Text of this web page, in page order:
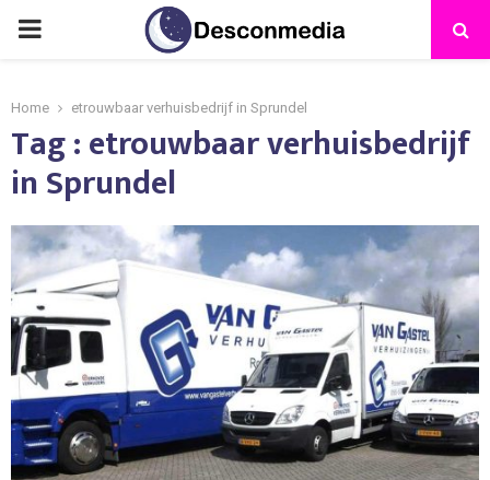
Home etrouwbaar verhuisbedrijf in Sprundel
Tag : etrouwbaar verhuisbedrijf
in Sprundel